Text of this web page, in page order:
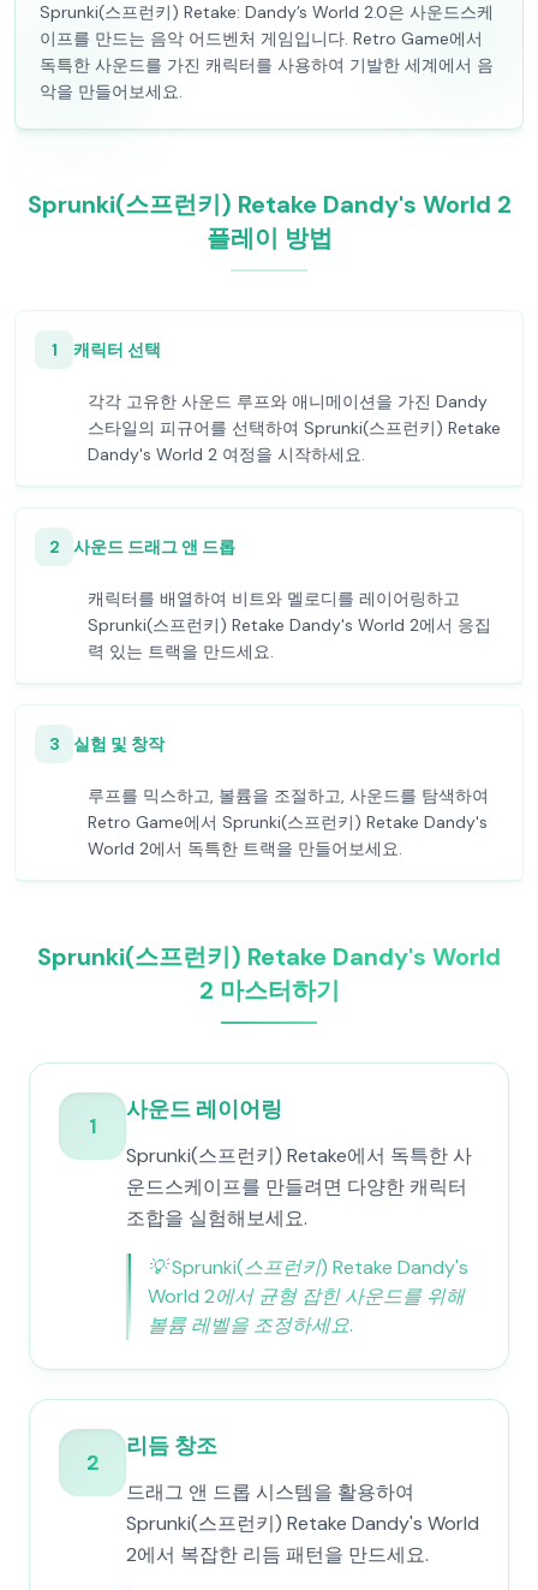
Sprunki(스프런키) Retake: Dandy’s World 2.0은 사운드스케
이프를 만드는 음악 어드벤처 게임입니다. Retro Game에서
독특한 사운드를 가진 캐릭터를 사용하여 기발한 세계에서 음
악을 만들어보세요.
Sprunki(스프런키) Retake Dandy's World 2
플레이 방법
1 캐릭터 선택
각각 고유한 사운드 루프와 애니메이션을 가진 Dandy
스타일의 피규어를 선택하여 Sprunki(스프런키) Retake
Dandy's World 2 여정을 시작하세요.
2 사운드 드래그 앤 드롭
캐릭터를 배열하여 비트와 멜로디를 레이어링하고
Sprunki(스프런키) Retake Dandy's World 2에서 응집
력 있는 트랙을 만드세요.
3 실험 및 창작
루프를 믹스하고, 볼륨을 조절하고, 사운드를 탐색하여
Retro Game에서 Sprunki(스프런키) Retake Dandy's
World 2에서 독특한 트랙을 만들어보세요.
Sprunki(스프런키) Retake Dandy's World
2 마스터하기
1
사운드 레이어링
Sprunki(스프런키) Retake에서 독특한 사
운드스케이프를 만들려면 다양한 캐릭터
조합을 실험해보세요.
💡Sprunki(스프런키) Retake Dandy's
World 2에서 균형 잡힌 사운드를 위해
볼륨 레벨을 조정하세요.
2
리듬 창조
드래그 앤 드롭 시스템을 활용하여
Sprunki(스프런키) Retake Dandy's World
2에서 복잡한 리듬 패턴을 만드세요.